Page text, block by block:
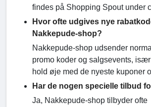
findes på Shopping Spout under
Hvor ofte udgives nye
Nakkepude-shop?
Nakkepude-shop udsender
promo koder og salgsevents,
hold øje med de nyeste kuponer
Har de nogen specielle tilbud
Ja, Nakkepude-shop tilbyder ofte